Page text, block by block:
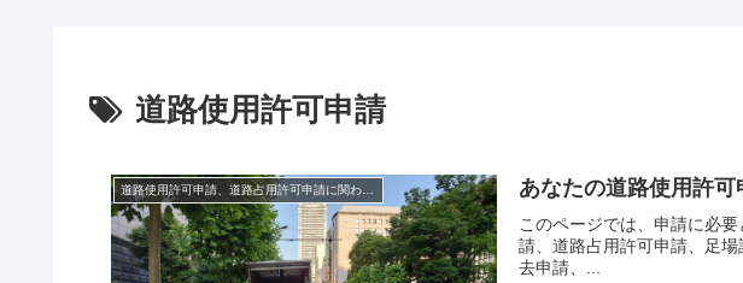
道路使用許可申請
あなたの道路使用許
このページでは、申請に必
請、道路占用許可申請、足
去申請、...